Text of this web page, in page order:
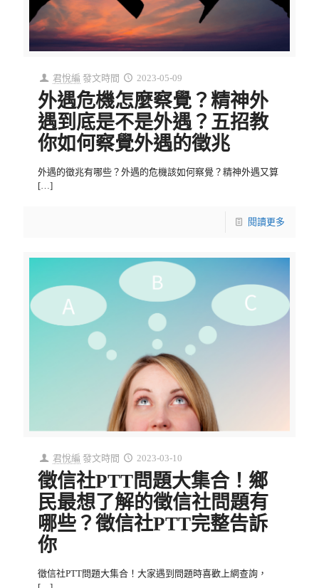
君悅編 發文時間 2023-05-09
外遇危機怎麼察覺？精神外
遇到底是不是外遇？五招教
你如何察覺外遇的徵兆
外遇的徵兆有哪些？外遇的危機該如何察覺？精神外遇又算
[…]
閱讀更多
君悅編 發文時間 2023-03-10
徵信社PTT問題大集合！鄉
民最想了解的徵信社問題有
哪些？徵信社PTT完整告訴
你
徵信社PTT問題大集合！大家遇到問題時喜歡上網查詢，